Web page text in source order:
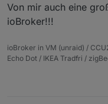
Von mir auch eine
ioBroker!!!
ioBroker in VM (unraid) /
Echo Dot / IKEA Tradfri /